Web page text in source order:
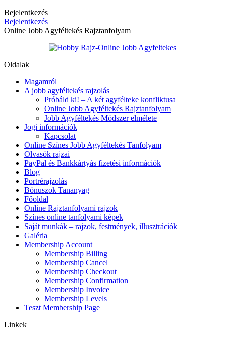
Bejelentkezés
Bejelentkezés
Online Jobb Agyféltekés Rajztanfolyam
Oldalak
Magamról
A jobb agyféltekés rajzolás
Próbáld ki! – A két agyfélteke konfliktusa
Online Jobb Agyféltekés Rajztanfolyam
Jobb Agyféltekés Módszer elmélete
Jogi információk
Kapcsolat
Online Színes Jobb Agyféltekés Tanfolyam
Olvasók rajzai
PayPal és Bankkártyás fizetési információk
Blog
Portrérajzolás
Bónuszok Tananyag
Főoldal
Online Rajztanfolyami rajzok
Színes online tanfolyami képek
Saját munkák – rajzok, festmények, illusztrációk
Galéria
Membership Account
Membership Billing
Membership Cancel
Membership Checkout
Membership Confirmation
Membership Invoice
Membership Levels
Teszt Membership Page
Linkek